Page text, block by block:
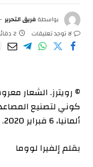
بواسطةفريق التحرير
لا توجد تعليقات
2 دقائق
© رويترز. الشعار
كوني لتصنيع
ألمانيا، 6 فبراير 2020. رويترز / فابيان بيمر
بقلم إلفيرا لووما